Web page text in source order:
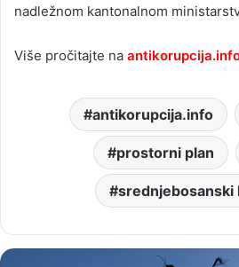
nadležnom kantonalnom
Više pročitajte na
antikorupcija.info
prostorni plan
srednjebosanski